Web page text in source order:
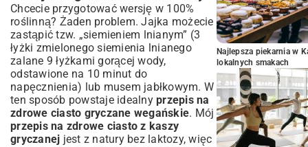
Chcecie przygotować wersję w 100%
roślinną? Żaden problem. Jajka możecie
zastąpić tzw. „siemieniem lnianym” (3
łyżki zmielonego siemienia lnianego
zalane 9 łyżkami gorącej wody,
odstawione na 10 minut do
napęcznienia) lub musem jabłkowym. W
ten sposób powstaje idealny przepis na
zdrowe ciasto gryczane wegańskie. Mój
przepis na zdrowe ciasto z kaszy
gryczanej jest z natury bez laktozy, więc
Najlepsza piekarnia w
lokalnych smakach